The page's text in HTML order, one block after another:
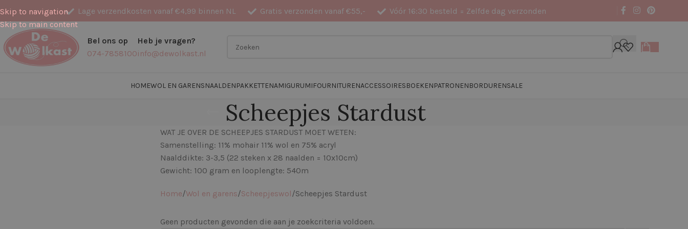
Skip to navigation
Skip to main content
Lage verzendkosten vanaf €4,99 binnen NL Gratis verzonden vanaf €55,- Vóór 16:30 besteld = Zelfde dag verzonden
Bel ons op
074-7858100
Heb je vragen?
info@dewolkast.nl
HOMEWOL EN GARENSNAALDENPAKKETTENAMIGURUMIFOURNITURENACCESSOIRESBOEKENPATRONENBORDURENSALE
Scheepjes Stardust
WAT JE OVER DE SCHEEPJES STARDUST MOET WETEN:
Samenstelling: 11% mohair 11% wol en 75% acryl
Naalddikte: 3-3,5 (22 steken x 28 naalden = 10x10cm)
Gewicht: 100 gram en looplengte: 540m
Home Wol en garens Scheepjeswol Scheepjes Stardust
Geen producten gevonden die aan je zoekcriteria voldoen.